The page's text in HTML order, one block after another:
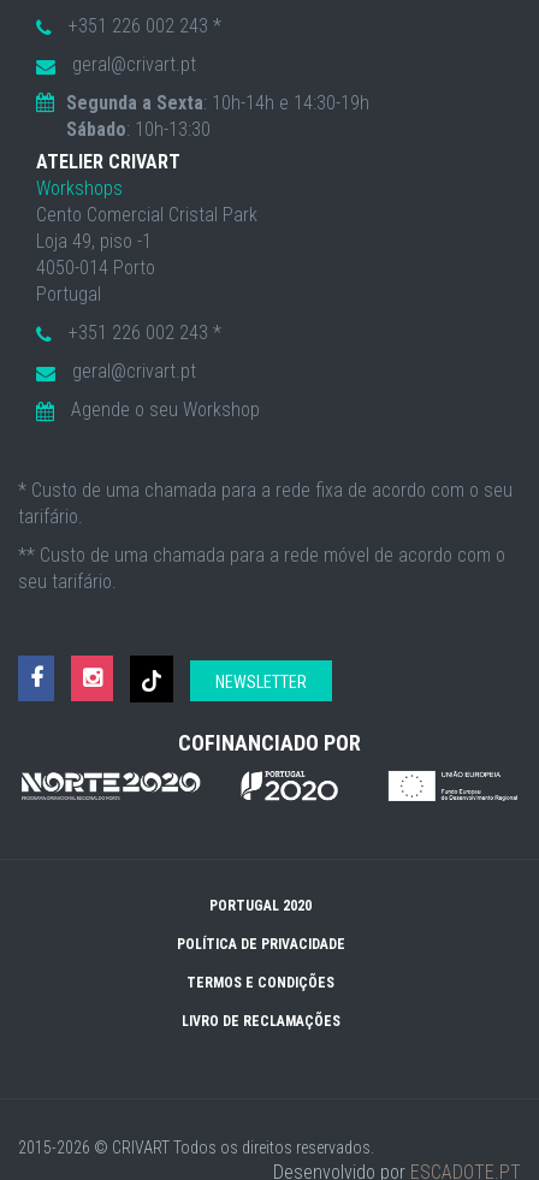
+351 226 002 243 *
geral@crivart.pt
Segunda a Sexta: 10h-14h e 14:30-19h
Sábado: 10h-13:30
ATELIER CRIVART
Workshops
Cento Comercial Cristal Park
Loja 49, piso -1
4050-014 Porto
Portugal
+351 226 002 243 *
geral@crivart.pt
Agende o seu Workshop
* Custo de uma chamada para a rede fixa de acordo com o seu
tarifário.
** Custo de uma chamada para a rede móvel de acordo com o
seu tarifário.
NEWSLETTER
COFINANCIADO POR
PORTUGAL 2020
POLÍTICA DE PRIVACIDADE
TERMOS E CONDIÇÕES
LIVRO DE RECLAMAÇÕES
2015-2026 © CRIVARTTodos os direitos reservados.
Desenvolvido por ESCADOTE.PT